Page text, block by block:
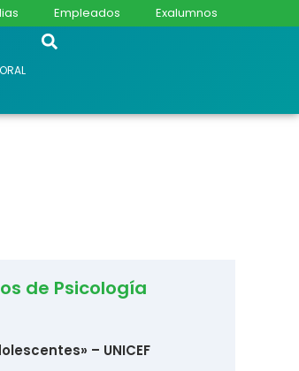
Empleados Exalumnos
de Psicología
– UNICEF